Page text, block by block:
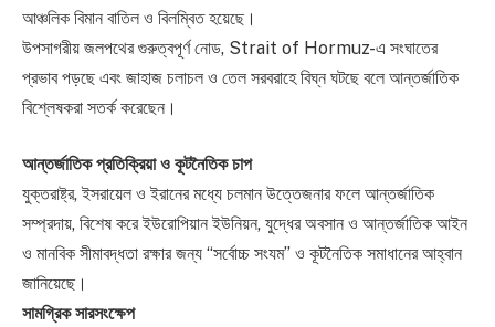
আঞ্চলিক বিমান বাতিল ও বিলম্বিত হয়েছে।
উপসাগরীয় জলপথের গুরুত্বপূর্ণ নোড, Strait of Hormuz-এ সংঘাতের
প্রভাব পড়ছে এবং জাহাজ চলাচল ও তেল সরবরাহে বিঘ্ন ঘটছে বলে আন্তর্জাতিক
বিশ্লেষকরা সতর্ক করেছেন।
আন্তর্জাতিক প্রতিক্রিয়া ও কূটনৈতিক চাপ
যুক্তরাষ্ট্র, ইসরায়েল ও ইরানের মধ্যে চলমান উত্তেজনার ফলে আন্তর্জাতিক
সম্প্রদায়, বিশেষ করে ইউরোপিয়ান ইউনিয়ন, যুদ্ধের অবসান ও আন্তর্জাতিক আইন
ও মানবিক সীমাবদ্ধতা রক্ষার জন্য “সর্বোচ্চ সংযম” ও কূটনৈতিক সমাধানের আহ্বান
জানিয়েছে।
সামগ্রিক সারসংক্ষেপ